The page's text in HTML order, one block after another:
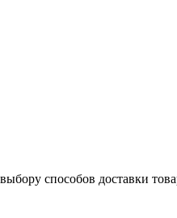
способов доставки